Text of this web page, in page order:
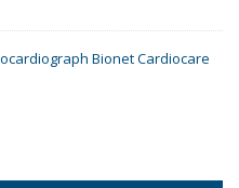
Bionet Cardiocare